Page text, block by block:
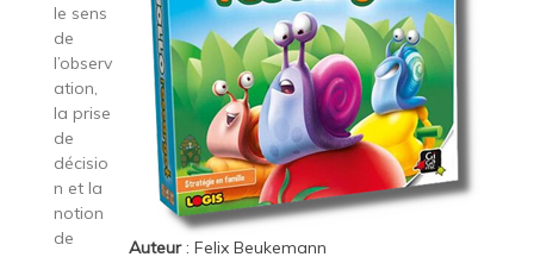
Auteur: Felix Beukemann
le sens
de
l’observ
ation,
la prise
de
décisio
n et la
notion
de